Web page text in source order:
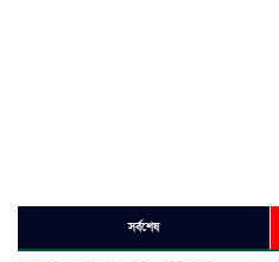
সর্বশেষ